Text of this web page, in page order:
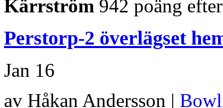
Kärrström 942 poäng
Perstorp-2 överlägset
Jan 16
av Håkan Andersson |